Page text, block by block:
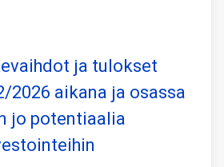
ja tulokset
2026 aikana ja osassa
jo potentiaalia